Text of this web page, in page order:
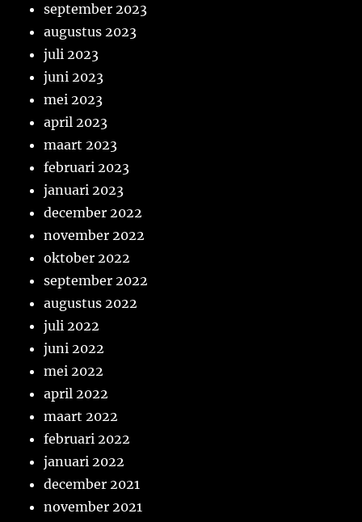
september 2023
augustus 2023
juli 2023
juni 2023
mei 2023
april 2023
maart 2023
februari 2023
januari 2023
december 2022
november 2022
oktober 2022
september 2022
augustus 2022
juli 2022
juni 2022
mei 2022
april 2022
maart 2022
februari 2022
januari 2022
december 2021
november 2021